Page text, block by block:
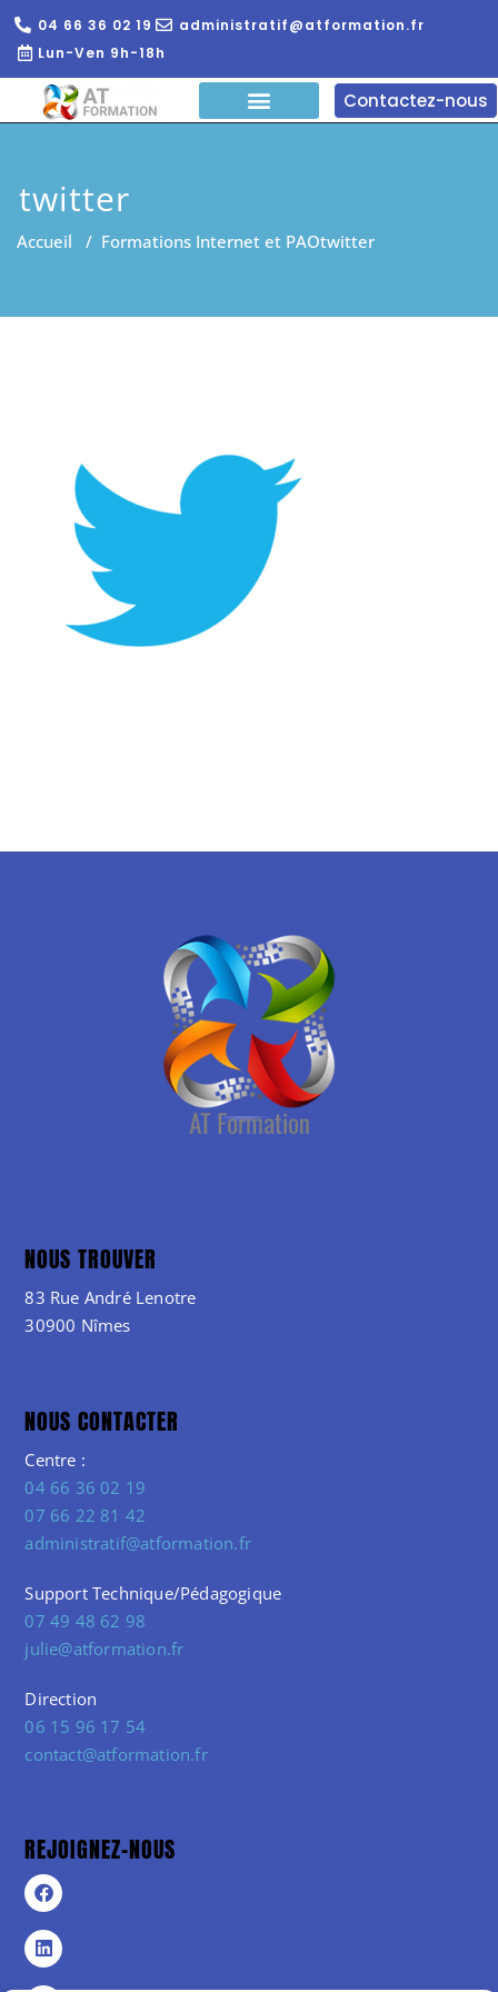
04 66 36 02 19
administratif@atformation.fr
Lun-Ven 9h-18h
Contactez-nous
twitter
Accueil / Formations Internet et PAOtwitter
NOUS TROUVER
83 Rue André Lenotre
30900 Nîmes
NOUS CONTACTER
Centre :
04 66 36 02 19
07 66 22 81 42
administratif@atformation.fr
Support Technique/Pédagogique
07 49 48 62 98
julie@atformation.fr
Direction
06 15 96 17 54
contact@atformation.fr
REJOIGNEZ-NOUS